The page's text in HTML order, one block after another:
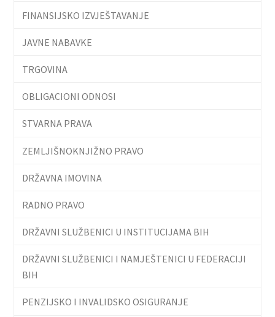
FINANSIJSKO IZVJEŠTAVANJE
JAVNE NABAVKE
TRGOVINA
OBLIGACIONI ODNOSI
STVARNA PRAVA
ZEMLJIŠNOKNJIŽNO PRAVO
DRŽAVNA IMOVINA
RADNO PRAVO
DRŽAVNI SLUŽBENICI U INSTITUCIJAMA BIH
DRŽAVNI SLUŽBENICI I NAMJEŠTENICI U FEDERACIJI
BIH
PENZIJSKO I INVALIDSKO OSIGURANJE